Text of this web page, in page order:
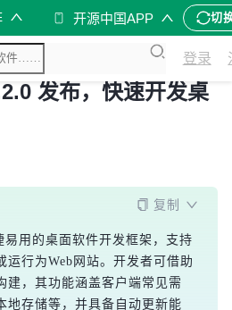
开源中国APP 切
登录
发布，快速开发桌
复制
用的桌面软件开发框架，支持
运行为Web网站。开发者可借助
建，其功能涵盖客户端常见需
地存储等，并具备自动更新能